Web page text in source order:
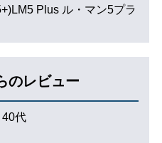
Plus ル・マン5プラ
のレビュー
40代